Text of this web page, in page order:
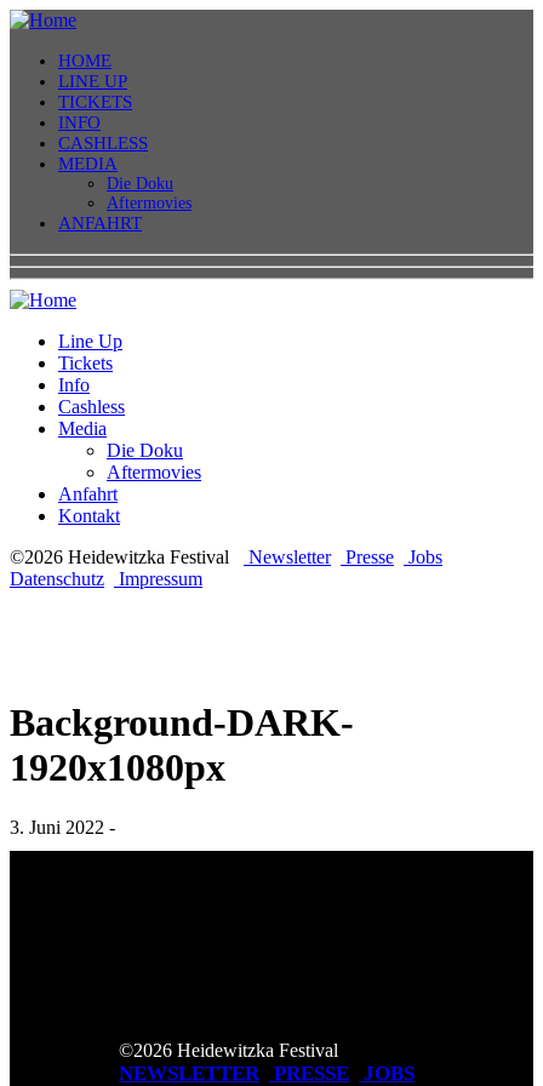
HOME
LINE UP
TICKETS
INFO
CASHLESS
MEDIA
Die Doku
Aftermovies
ANFAHRT
Line Up
Tickets
Info
Cashless
Media
Die Doku
Aftermovies
Anfahrt
Kontakt
©2026 Heidewitzka Festival
Newsletter Presse
Jobs
Datenschutz
Impressum
Background-DARK-
1920x1080px
3. Juni 2022 -
©2026 Heidewitzka Festival
NEWSLETTER PRESSE
JOBS